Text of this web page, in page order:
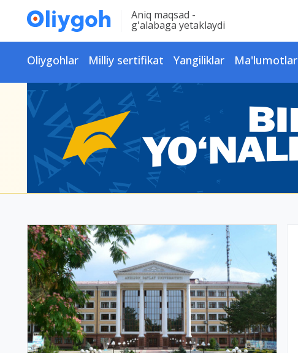
Aniq maqsad -
g'alabaga yetaklaydi
Oliygohlar Milliy sertifikat Yangiliklar Ma'lumotlar